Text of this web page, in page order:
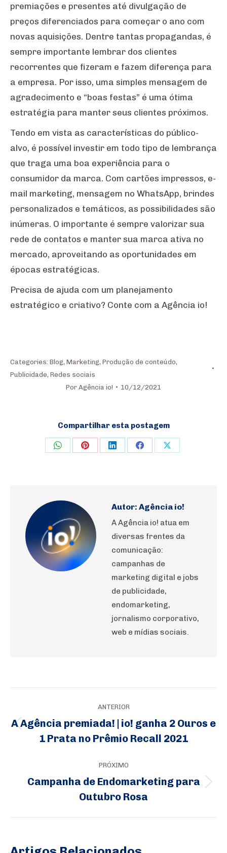
premiações e presentes até divulgação de
preços diferenciados para começar o ano com
novas aquisições. Dentre tantas propagandas, é
sempre importante lembrar dos clientes
recorrentes que fizeram e fazem diferença para
a empresa. Por isso, uma simples mensagem de
agradecimento e “boas festas” é uma ótima
estratégia para manter seus clientes próximos.
Tendo em vista as características do público-
alvo, é possível investir em todo tipo de lembrança
que traga uma boa experiência para o
consumidor da marca. Com cartões impressos, e-
mail marketing, mensagem no WhatsApp, brindes
personalizados e temáticos, as possibilidades são
inúmeras. O importante é sempre valorizar sua
rede de contatos e manter sua marca ativa no
mercado, aproveitando as oportunidades em
épocas estratégicas.
Precisa de ajuda com um planejamento
estratégico e criativo? Conte com a Agência io!
Categories: Blog, Marketing, Produção de conteúdo,
Publicidade, Redes sociais
Por Agência io! 10/12/2021
Compartilhar esta postagem
Share Share Share Share Share
Autor: Agência io!
A Agência io! atua em
diversas frentes da
comunicação:
campanhas de
marketing digital e jobs
de publicidade,
endomarketing,
jornalismo corporativo,
web e mídias sociais.
de
post:
ANTERIOR
Post
A Agência premiada! | io! ganha 2 Ouros e
1 Prata no Prêmio Recall 2021
PRÓXIMO
Campanha de Endomarketing para
Outubro Rosa